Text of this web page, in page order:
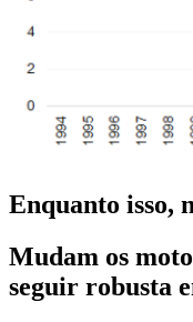
Enquanto isso,
Mudam os
seguir robusta